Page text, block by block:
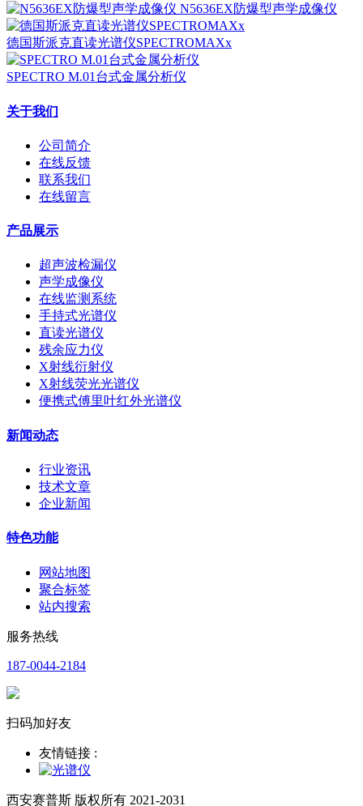
N5636EX防爆型声学成像仪
德国斯派克直读光谱仪SPECTROMAXx
SPECTRO M.01台式金属分析仪
关于我们
公司简介
在线反馈
联系我们
在线留言
产品展示
超声波检漏仪
声学成像仪
在线监测系统
手持式光谱仪
直读光谱仪
残余应力仪
X射线衍射仪
X射线荧光光谱仪
便携式傅里叶红外光谱仪
新闻动态
行业资讯
技术文章
企业新闻
特色功能
网站地图
聚合标签
站内搜索
服务热线
187-0044-2184
扫码加好友
友情链接 :
西安赛普斯 版权所有 2021-2031